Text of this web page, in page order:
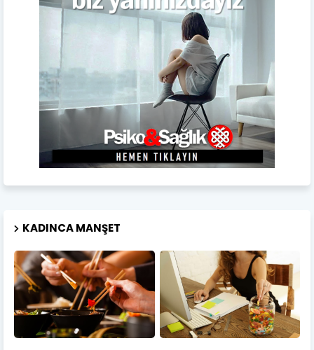
KADINCA MANŞET